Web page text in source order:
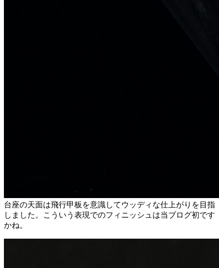
台座の天面は飛行甲板を意識してウッディな仕上がりを目指
しました。こういう表現でのフィニッシュは当ブログ初です
かね。